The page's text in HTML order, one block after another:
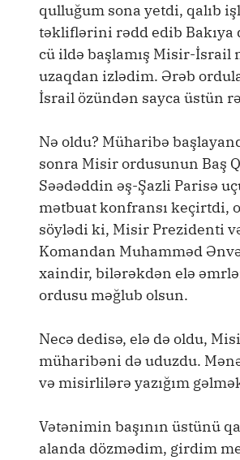
qulluğum sona yetdi, qalıb
təkliflərini rədd edib Bakıya
cü ildə başlamış Misir-İsrail
uzaqdan izlədim. Ərəb
İsrail özündən sayca üstün
Nə oldu? Müharibə
sonra Misir ordusunun Baş
Səədəddin əş-Şazli Parisə
mətbuat konfransı keçirtdi,
söylədi ki, Misir Prezidenti
Komandan Muhamməd
xaindir, bilərəkdən elə
ordusu məğlub olsun.
Necə dedisə, elə də oldu,
müharibəni də uduzdu.
və misirlilərə yazığım
Vətənimin başının üstünü
alanda dözmədim, girdim